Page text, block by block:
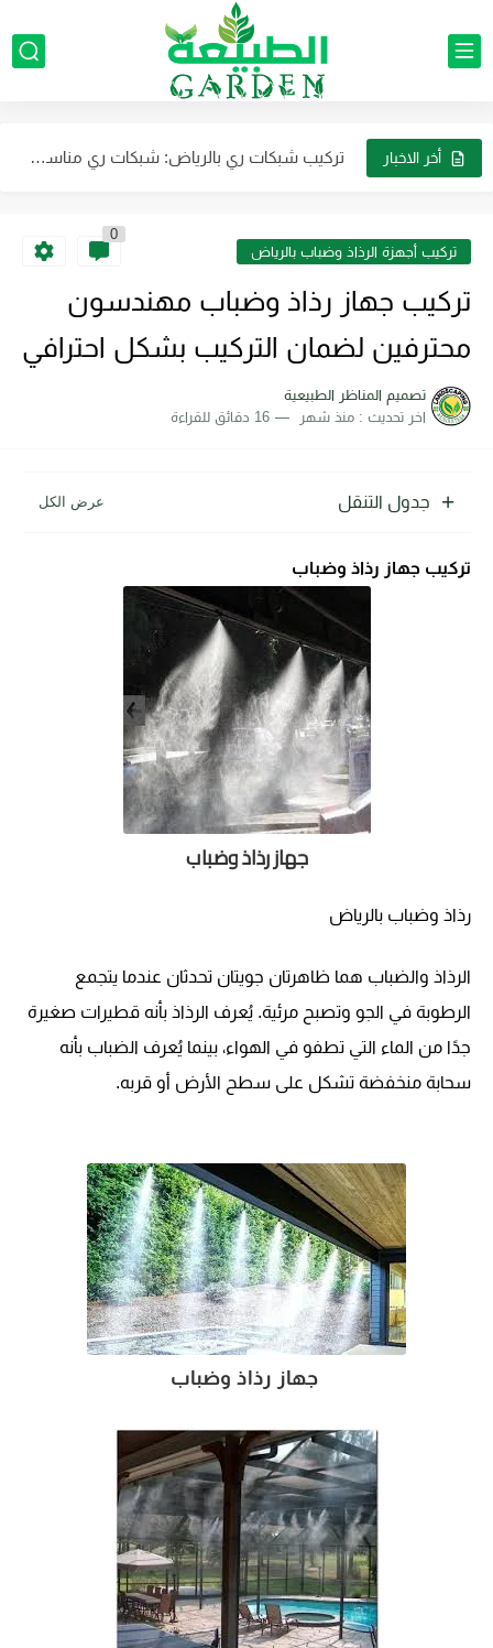
أخر الاخبار
شركة تنسيق حدائق بالرياض شركة رائدة في مجالها وتتميز بالاحترافية...
تركيب أجهزة الرذاذ وضباب بالرياض
0
تركيب جهاز رذاذ وضباب مهندسون
محترفين لضمان التركيب بشكل احترافي
تصميم المناظر الطبيعية
اخر تحديث : منذ شهر 16 دقائق للقراءة
جدول التنقل
تركيب جهاز رذاذ وضباب
جهاز رذاذ وضباب
رذاذ وضباب بالرياض
الرذاذ والضباب هما ظاهرتان جويتان تحدثان عندما يتجمع
الرطوبة في الجو وتصبح مرئية. يُعرف الرذاذ بأنه قطيرات صغيرة
جدًا من الماء التي تطفو في الهواء، بينما يُعرف الضباب بأنه
سحابة منخفضة تشكل على سطح الأرض أو قربه.
جهاز رذاذ وضباب